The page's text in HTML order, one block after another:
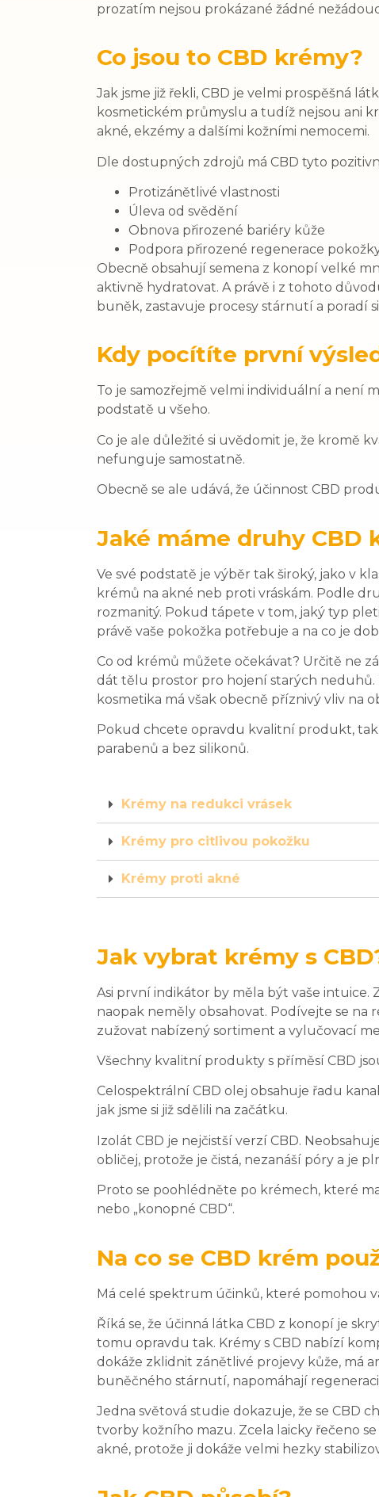
prozatím nejsou prokázané žádné
Co jsou to CBD krémy?
Jak jsme již řekli, CBD je velmi prospěšná
kosmetickém průmyslu a tudíž nejsou ani
akné, ekzémy a dalšími kožními nemocemi.
Dle dostupných zdrojů má CBD tyto
Protizánětlivé vlastnosti
Úleva od svědění
Obnova přirozené bariéry kůže
Podpora přirozené regenerace
Obecně obsahují semena z konopí velké
aktivně hydratovat. A právě i z tohoto
buněk, zastavuje procesy stárnutí a poradí
Kdy pocítíte první
To je samozřejmě velmi individuální a není
podstatě u všeho.
Co je ale důležité si uvědomit je, že kromě
nefunguje samostatně.
Obecně se ale udává, že účinnost CBD
Jaké máme druhy CBD
Ve své podstatě je výběr tak široký, jako v
krémů na akné neb proti vráskám. Podle
rozmanitý. Pokud tápete v tom, jaký typ
právě vaše pokožka potřebuje a na co je
Co od krémů můžete očekávat? Určitě ne
dát tělu prostor pro hojení starých neduhů.
kosmetika má však obecně příznivý vliv
Pokud chcete opravdu kvalitní produkt,
parabenů a bez silikonů.
Krémy na redukci vrásek
Krémy pro citlivou pokožku
Krémy proti akné
Jak vybrat krémy s
Asi první indikátor by měla být vaše
naopak neměly obsahovat. Podívejte se
zužovat nabízený sortiment a vylučovací
Všechny kvalitní produkty s příměsí CBD
Celospektrální CBD olej obsahuje řadu
jak jsme si již sdělili na začátku.
Izolát CBD je nejčistší verzí CBD.
obličej, protože je čistá, nezanáší póry a je
Proto se poohlédněte po krémech, které
nebo „konopné CBD“.
Na co se CBD krém
Má celé spektrum účinků, které pomohou
Říká se, že účinná látka CBD z konopí je
tomu opravdu tak. Krémy s CBD nabízí
dokáže zklidnit zánětlivé projevy kůže, má
buněčného stárnutí, napomáhají
Jedna světová studie dokazuje, že se CBD
tvorby kožního mazu. Zcela laicky řečeno
akné, protože ji dokáže velmi hezky